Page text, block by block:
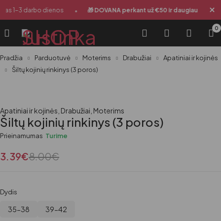
1-3 darbo dienos 🎁 DOVANA perkant už €50 ir daugiau
0
Pradžia Parduotuvė Moterims Drabužiai
Apatiniai ir kojinės
Šiltų kojinių rinkinys (3 poros)
Apatiniai ir kojinės Drabužiai Moterims
Šiltų kojinių rinkinys (3 poros)
Prieinamumas Turime
8.00€
3.39€
Dydis
35-38 39-42